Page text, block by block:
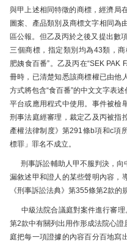
法院電子平台
與甲上述相同特徵的商標，經濟局
圖案、產品類別及商標文字相同為
區公報。但乙及丙於之後又提出數
三個商標，指定類別均為43類，商
肥姨食百番”。乙及丙在“SEK PAK
冊時，已清楚知悉該商標權已由他
方式將包含“食百番”的中文文字表
平台或應用程式中使用。事件被檢
刑事法庭經審理，裁定乙及丙被指
產權法律制度》第291條b項和c項
標罪」罪名不成立。
刑事訴訟輔助人甲不服判決，
漏敘述甲和證人的某些聲明內容，
《刑事訴訟法典》第355條第2款的
中級法院合議庭對案件進行審
第2款中有關列出用作形成法院心
庭把每一項證據的內容百分百地寫